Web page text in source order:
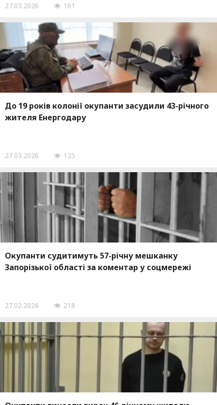
27.03.2026 161
До 19 років колонії окупанти засудили 43-річного
жителя Енергодару
27.03.2026 125
Окупанти судитимуть 57-річну мешканку
Запорізької області за коментар у соцмережі
27.02.2026 218